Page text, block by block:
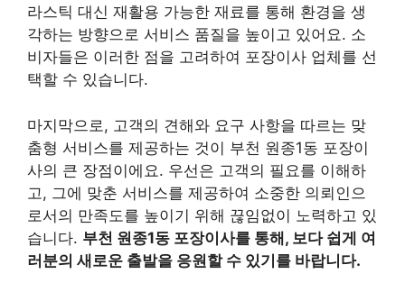
라스틱 대신 재활용 가능한 재료를 통해 환경을 생
각하는 방향으로 서비스 품질을 높이고 있어요. 소
비자들은 이러한 점을 고려하여 포장이사 업체를 선
택할 수 있습니다.
마지막으로, 고객의 견해와 요구 사항을 따르는 맞
춤형 서비스를 제공하는 것이 부천 원종1동 포장이
사의 큰 장점이에요. 우선은 고객의 필요를 이해하
고, 그에 맞춘 서비스를 제공하여 소중한 의뢰인으
로서의 만족도를 높이기 위해 끊임없이 노력하고 있
습니다. 부천 원종1동 포장이사를 통해, 보다 쉽게 여
러분의 새로운 출발을 응원할 수 있기를 바랍니다.